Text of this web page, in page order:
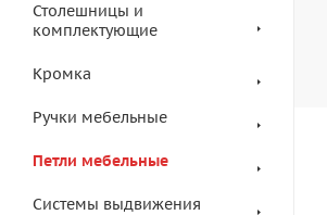
Столешницы и
комплектующие
Кромка
Ручки мебельные
Петли мебельные
Системы выдвижения